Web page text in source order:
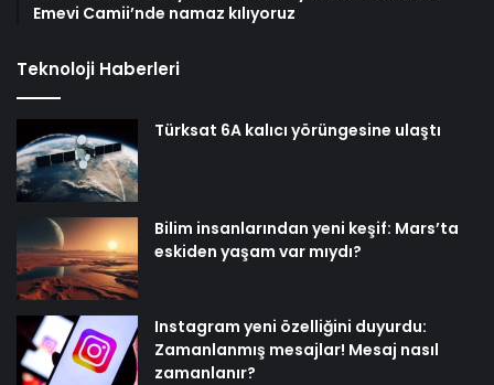
Emevi Camii’nde namaz kılıyoruz
Teknoloji Haberleri
Türksat 6A kalıcı yörüngesine ulaştı
Bilim insanlarından yeni keşif: Mars’ta
eskiden yaşam var mıydı?
Instagram yeni özelliğini duyurdu:
Zamanlanmış mesajlar! Mesaj nasıl
zamanlanır?